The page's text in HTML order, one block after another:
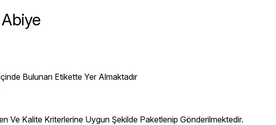
Bulunan Etikette Yer Almaktadır
Ve Kalite Kriterlerine Uygun Şekilde Paketlenip Gönderilmektedir.